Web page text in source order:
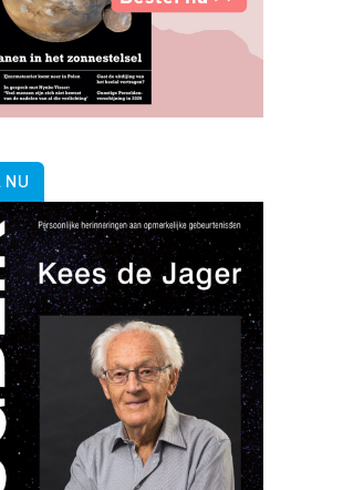
NU